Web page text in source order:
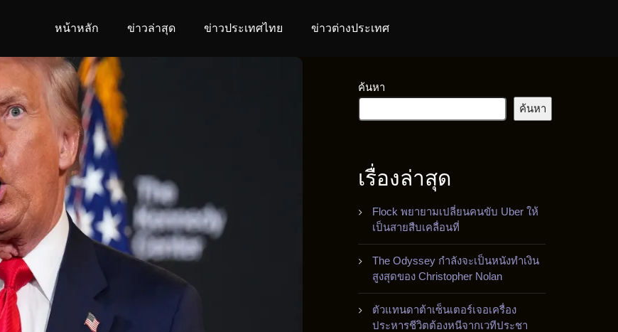
หน้าหลัก ข่าวล่าสุด ข่าวประเทศไทย ข่าวต่างประเทศ
ค้นหา
ค้นหา
เรื่องล่าสุด
Flock พยายามเปลี่ยนคนขับ Uber ให้
เป็นสายสืบเคลื่อนที่
The Odyssey กำลังจะเป็นหนังทำเงิน
สูงสุดของ Christopher Nolan
ตัวแทนดาต้าเซ็นเตอร์เจอเครื่อง
ประหารชีวิตต้องหนีจากเวทีประชา